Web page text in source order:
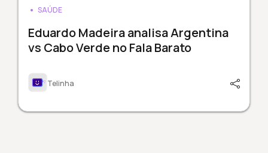
SAÚDE
Eduardo Madeira analisa Argentina
vs Cabo Verde no Fala Barato
Telinha